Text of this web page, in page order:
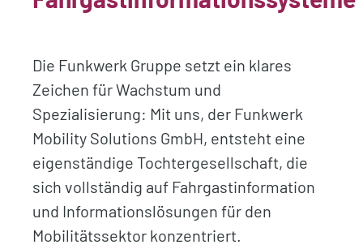
Die Funkwerk Gruppe setzt ein klares
Zeichen für Wachstum und
Spezialisierung: Mit uns, der Funkwerk
Mobility Solutions GmbH, entsteht eine
eigenständige Tochtergesellschaft, die
sich vollständig auf Fahrgastinformation
und Informationslösungen für den
Mobilitätssektor konzentriert.